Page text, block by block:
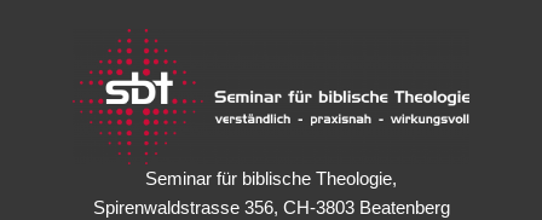
Seminar für biblische Theologie,
Spirenwaldstrasse 356, CH-3803 Beatenberg